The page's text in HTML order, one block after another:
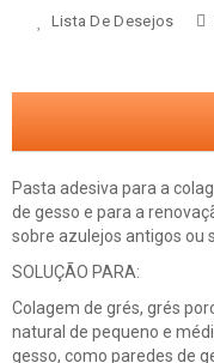
Lista De Desejos
Pasta adesiva para a
de gesso e para a
sobre azulejos antigos ou
SOLUÇÃO PARA:
Colagem de grés, grés
natural de pequeno e
gesso, como paredes de